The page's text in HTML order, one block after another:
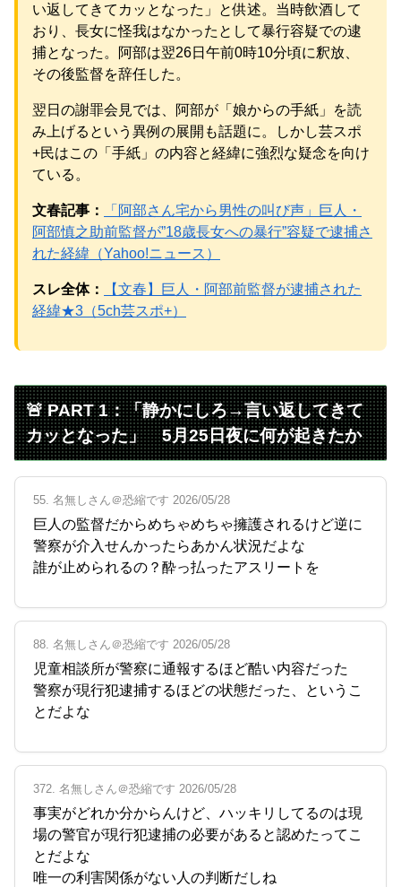
元AKB社長、22億円申告漏れ 乃木坂46運営会社の株式を
パチンコ京楽産業に譲渡【ノース・リバー】【窪田康志】
元AKB社長、22億円申告漏れ 乃木坂46運営会社の株式を
パチンコ京楽産業に譲渡【ノース・リバー】【窪田康志】
Powered by livedoor 相互RSS
い返してきてカッとなった」と供述。当時飲酒して
おり、長女に怪我はなかったとして暴行容疑での逮
捕となった。阿部は翌26日午前0時10分頃に釈放、
その後監督を辞任した。
翌日の謝罪会見では、阿部が「娘からの手紙」を読
み上げるという異例の展開も話題に。しかし芸スポ
+民はこの「手紙」の内容と経緯に強烈な疑念を向け
ている。
文春記事：
「阿部さん宅から男性の叫び声」巨人・
阿部慎之助前監督が”18歳長女への暴行”容疑で逮捕さ
れた経緯（Yahoo!ニュース）
スレ全体：
【文春】巨人・阿部前監督が逮捕された
経緯★3（5ch芸スポ+）
🚨 PART 1：「静かにしろ→言い返してきて
カッとなった」 5月25日夜に何が起きたか
55. 名無しさん＠恐縮です 2026/05/28
巨人の監督だからめちゃめちゃ擁護されるけど逆に
警察が介入せんかったらあかん状況だよな
誰が止められるの？酔っ払ったアスリートを
88. 名無しさん＠恐縮です 2026/05/28
児童相談所が警察に通報するほど酷い内容だった
警察が現行犯逮捕するほどの状態だった、というこ
とだよな
372. 名無しさん＠恐縮です 2026/05/28
事実がどれか分からんけど、ハッキリしてるのは現
場の警官が現行犯逮捕の必要があると認めたってこ
とだよな
唯一の利害関係がない人の判断だしね